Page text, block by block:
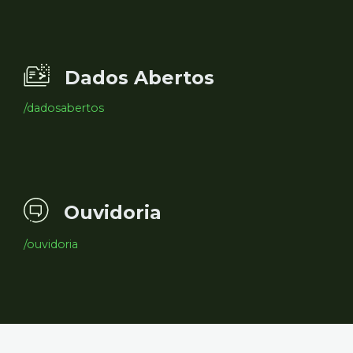
Dados Abertos
/dadosabertos
Ouvidoria
/ouvidoria